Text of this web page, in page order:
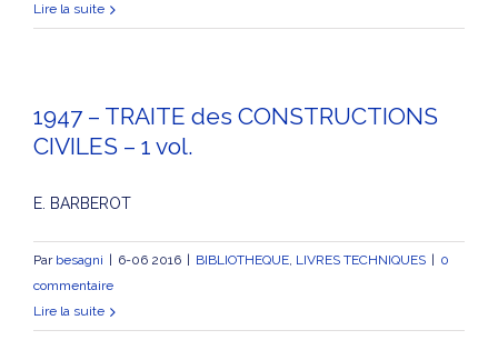
Lire la suite
1947 – TRAITE des CONSTRUCTIONS
CIVILES – 1 vol.
E. BARBEROT
Par besagni 6-06 2016 BIBLIOTHEQUE, LIVRES TECHNIQUES
0
commentaire
Lire la suite